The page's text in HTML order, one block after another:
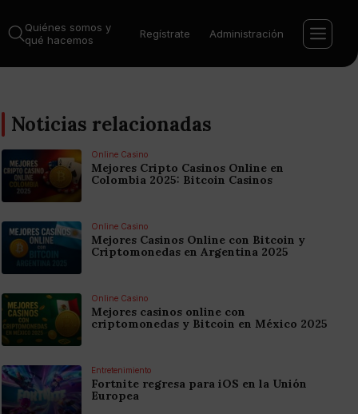
Quiénes somos y
qué hacemos
Regístrate Administración
Noticias relacionadas
Online Casino
Mejores Cripto Casinos Online en
Colombia 2025: Bitcoin Casinos
Online Casino
Mejores Casinos Online con Bitcoin y
Criptomonedas en Argentina 2025
Online Casino
Mejores casinos online con
criptomonedas y Bitcoin en México 2025
Entretenimiento
Fortnite regresa para iOS en la Unión
Europea